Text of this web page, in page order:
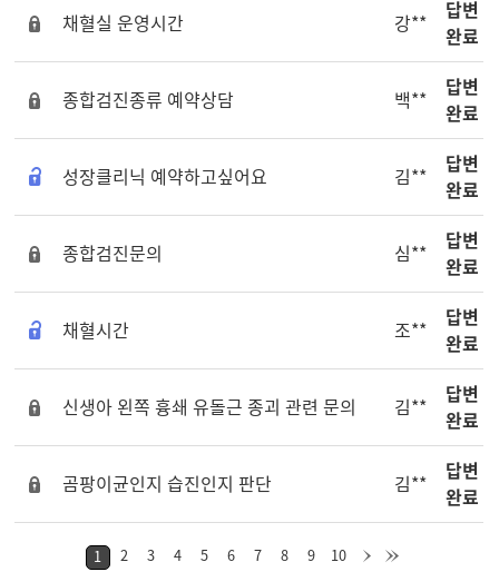
채혈실 운영시간 강**
답변
완료
종합검진종류 예약상담 백**
답변
완료
성장클리닉 예약하고싶어요 김**
답변
완료
종합검진문의 심**
답변
완료
채혈시간 조**
답변
완료
신생아 왼쪽 흉쇄 유돌근 종괴 관련 문의 김**
답변
완료
곰팡이균인지 습진인지 판단 김**
답변
완료
1 2 3 4 5 6 7 8 9 10